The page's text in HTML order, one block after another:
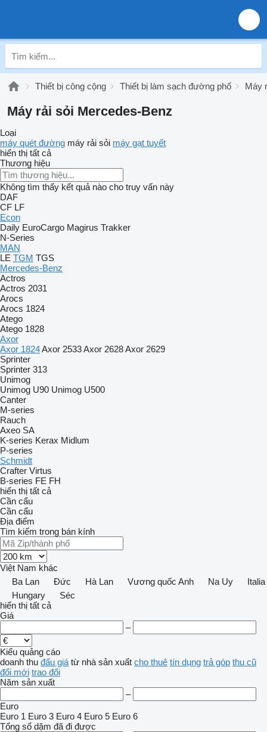
Thiết bị công cộng Thiết bị làm sạch đường phố Máy
Máy rải sỏi Mercedes-Benz
Loại
máy quét đường máy rải sỏi máy gạt tuyết
hiển thị tất cả
Thương hiệu
Không tìm thấy kết quả nào cho truy vấn này
DAF
CF LF
Econ
Daily EuroCargo Magirus Trakker
N-Series
MAN
LE TGM TGS
Mercedes-Benz
Actros
Actros 2031
Arocs
Arocs 1824
Atego
Atego 1828
Axor
Axor 1824Axor 2533Axor 2628Axor 2629
Sprinter
Sprinter 313
Unimog
Unimog U90 Unimog U500
Canter
M-series
Rauch
Axeo SA
K-series Kerax Midlum
P-series
Schmidt
Crafter Virtus
B-series FE FH
hiển thị tất cả
Cần cẩu
Cần cẩu
Địa điểm
Tìm kiếm trong bán kính
Việt Nam khác
Ba Lan
Đức Hà Lan Vương quốc Anh Na Uy
Italia
Hungary
Séc
hiển thị tất cả
Giá
–
Kiểu quảng cáo
doanh thu đấu giá từ nhà sản xuất cho thuê tín dụng trả góp thu cũ
đổi mới trao đổi
Năm sản xuất
–
Euro
Euro 1 Euro 3 Euro 4 Euro 5 Euro 6
Tổng số dặm đã đi được